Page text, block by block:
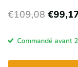
€109,08
Commandé avant